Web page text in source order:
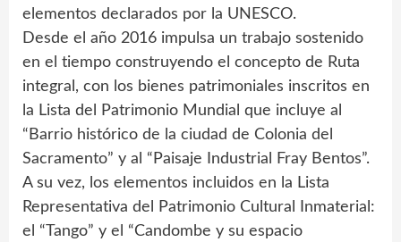
elementos declarados por la UNESCO.
Desde el año 2016 impulsa un trabajo sostenido
en el tiempo construyendo el concepto de Ruta
integral, con los bienes patrimoniales inscritos en
la Lista del Patrimonio Mundial que incluye al
“Barrio histórico de la ciudad de Colonia del
Sacramento” y al “Paisaje Industrial Fray Bentos”.
A su vez, los elementos incluidos en la Lista
Representativa del Patrimonio Cultural Inmaterial:
el “Tango” y el “Candombe y su espacio